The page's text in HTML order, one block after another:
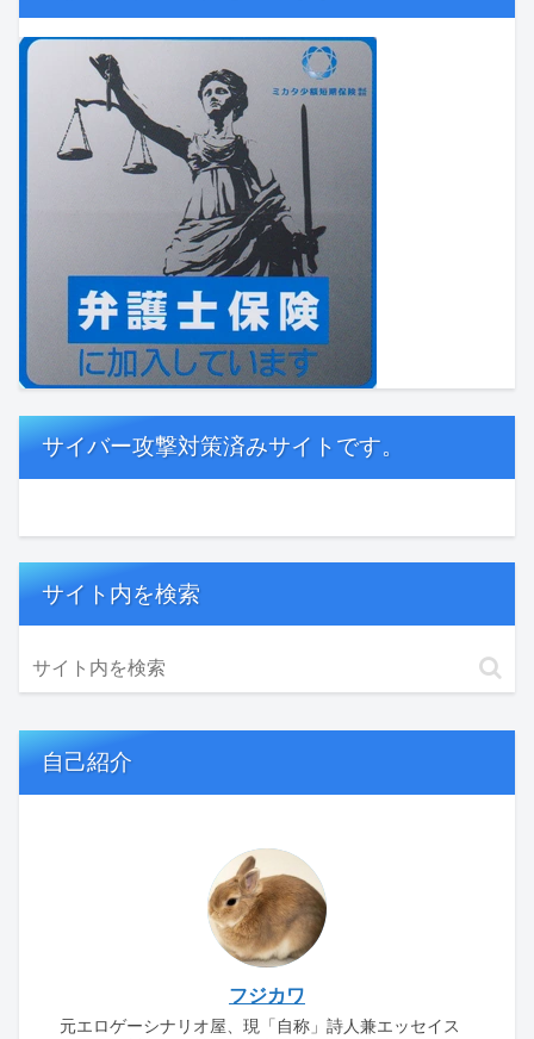
サイバー攻撃対策済みサイトです。
サイト内を検索
自己紹介
フジカワ
元エロゲーシナリオ屋、現「自称」詩人兼エッセイス